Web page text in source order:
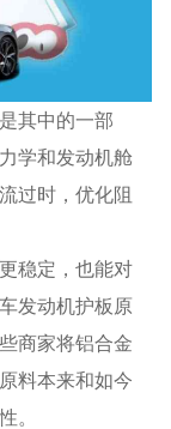
其中的一部
学和发动机舱
过时，优化阻
稳定，也能对
发动机护板原
商家将铝合金
料本来和如今
。